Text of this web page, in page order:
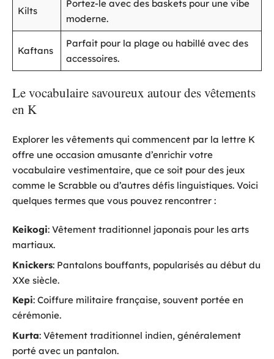
Kilts
Portez-le avec des baskets pour une vibe
moderne.
Kaftans
Parfait pour la plage ou habillé avec des
accessoires.
Le vocabulaire savoureux autour des vêtements
en K
Explorer les vêtements qui commencent par la lettre K
offre une occasion amusante d’enrichir votre
vocabulaire vestimentaire, que ce soit pour des jeux
comme le Scrabble ou d’autres défis linguistiques. Voici
quelques termes que vous pouvez rencontrer :
Keikogi: Vêtement traditionnel japonais pour les arts
martiaux.
Knickers: Pantalons bouffants, popularisés au début du
XXe siècle.
Kepi: Coiffure militaire française, souvent portée en
cérémonie.
Kurta: Vêtement traditionnel indien, généralement
porté avec un pantalon.